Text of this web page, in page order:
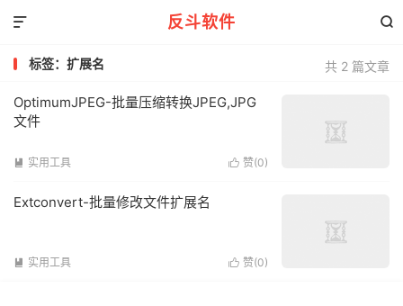
反斗软件 

共 2 篇文章
标签：扩展名
OptimumJPEG-批量压缩转换JPEG,JPG
文件
 赞(0)
 实用工具
Extconvert-批量修改文件扩展名
 赞(0)
 实用工具